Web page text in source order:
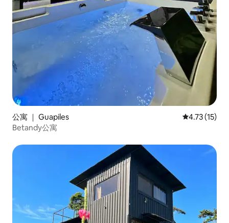
公寓 ｜ Guapiles 平均评分
4.73 (15)
Betandy公寓